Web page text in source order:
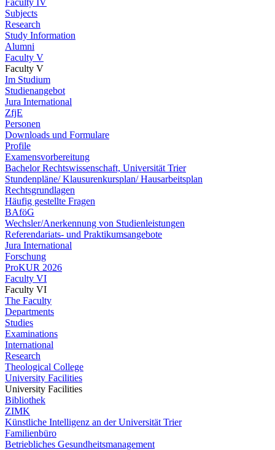
Faculty IV
Subjects
Research
Study Information
Alumni
Faculty V
Faculty V
Im Studium
Studienangebot
Jura International
ZfjE
Personen
Downloads und Formulare
Profile
Examensvorbereitung
Bachelor Rechtswissenschaft, Universität Trier
Stundenpläne/ Klausurenkursplan/ Hausarbeitsplan
Rechtsgrundlagen
Häufig gestellte Fragen
BAföG
Wechsler/Anerkennung von Studienleistungen
Referendariats- und Praktikumsangebote
Jura International
Forschung
ProKUR 2026
Faculty VI
Faculty VI
The Faculty
Departments
Studies
Examinations
International
Research
Theological College
University Facilities
University Facilities
Bibliothek
ZIMK
Künstliche Intelligenz an der Universität Trier
Familienbüro
Betriebliches Gesundheitsmanagement